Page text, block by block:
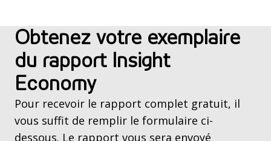
Obtenez votre exemplaire
du rapport Insight
Economy
Pour recevoir le rapport complet gratuit, il
vous suffit de remplir le formulaire ci-
dessous. Le rapport vous sera envoyé